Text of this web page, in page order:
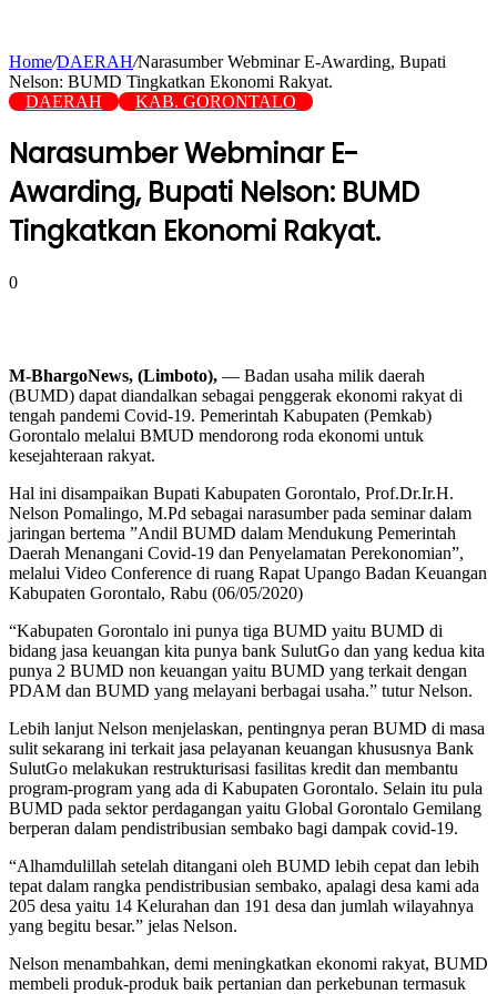
Home/DAERAH/Narasumber Webminar E-Awarding, Bupati
Nelson: BUMD Tingkatkan Ekonomi Rakyat.
DAERAH
KAB. GORONTALO
Narasumber Webminar E-
Awarding, Bupati Nelson: BUMD
Tingkatkan Ekonomi Rakyat.
0
M-BhargoNews, (Limboto), — Badan usaha milik daerah
(BUMD) dapat diandalkan sebagai penggerak ekonomi rakyat di
tengah pandemi Covid-19. Pemerintah Kabupaten (Pemkab)
Gorontalo melalui BMUD mendorong roda ekonomi untuk
kesejahteraan rakyat.
Hal ini disampaikan Bupati Kabupaten Gorontalo, Prof.Dr.Ir.H.
Nelson Pomalingo, M.Pd sebagai narasumber pada seminar dalam
jaringan bertema ”Andil BUMD dalam Mendukung Pemerintah
Daerah Menangani Covid-19 dan Penyelamatan Perekonomian”,
melalui Video Conference di ruang Rapat Upango Badan Keuangan
Kabupaten Gorontalo, Rabu (06/05/2020)
“Kabupaten Gorontalo ini punya tiga BUMD yaitu BUMD di
bidang jasa keuangan kita punya bank SulutGo dan yang kedua kita
punya 2 BUMD non keuangan yaitu BUMD yang terkait dengan
PDAM dan BUMD yang melayani berbagai usaha.” tutur Nelson.
Lebih lanjut Nelson menjelaskan, pentingnya peran BUMD di masa
sulit sekarang ini terkait jasa pelayanan keuangan khususnya Bank
SulutGo melakukan restrukturisasi fasilitas kredit dan membantu
program-program yang ada di Kabupaten Gorontalo. Selain itu pula
BUMD pada sektor perdagangan yaitu Global Gorontalo Gemilang
berperan dalam pendistribusian sembako bagi dampak covid-19.
“Alhamdulillah setelah ditangani oleh BUMD lebih cepat dan lebih
tepat dalam rangka pendistribusian sembako, apalagi desa kami ada
205 desa yaitu 14 Kelurahan dan 191 desa dan jumlah wilayahnya
yang begitu besar.” jelas Nelson.
Nelson menambahkan, demi meningkatkan ekonomi rakyat, BUMD
membeli produk-produk baik pertanian dan perkebunan termasuk